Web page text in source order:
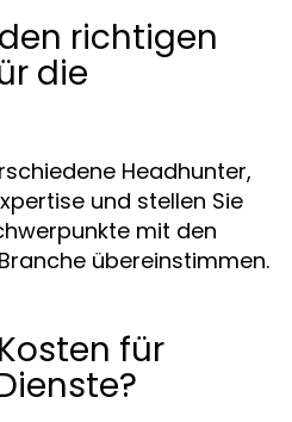
richtigen
die
Headhunter,
und stellen Sie
mit den
übereinstimmen.
für